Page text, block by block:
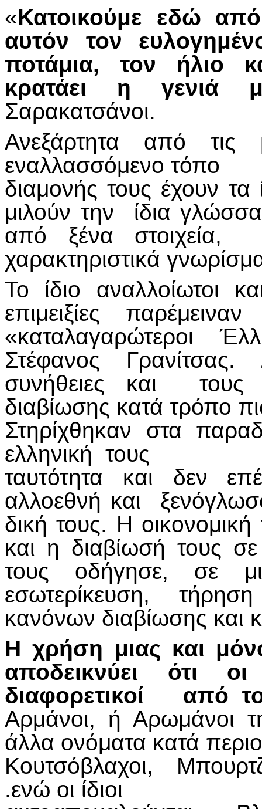
«Κατοικούμε εδώ
αυτόν τον
ποτάμια, τον ήλιο
κρατάει η γενιά
Σαρακατσάνοι.
Ανεξάρτητα από τις
εναλλασσόμενο τόπο
διαμονής τους έχουν τα
μιλούν την ίδια
από ξένα στοιχεία,
χαρακτηριστικά
Το ίδιο αναλλοίωτοι
επιμειξίες
«καταλαγαρώτεροι
Στέφανος
συνήθειες και τους
διαβίωσης κατά τρόπο
Στηρίχθηκαν στα
ελληνική τους
ταυτότητα και δεν
αλλοεθνή και
δική τους. Η
και η διαβίωσή τους
τους οδήγησε, σε
εσωτερίκευση,
κανόνων διαβίωσης και
Η χρήση μιας και
αποδεικνύει ότι
διαφορετικοί από
Αρμάνοι, ή Αρωμάνοι
άλλα ονόματα κατά
Κουτσόβλαχοι,
.ενώ οι ίδιοι